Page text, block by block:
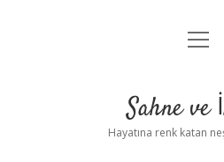
Anasayfa
Yasal
Sahne ve
Hayatına renk katan